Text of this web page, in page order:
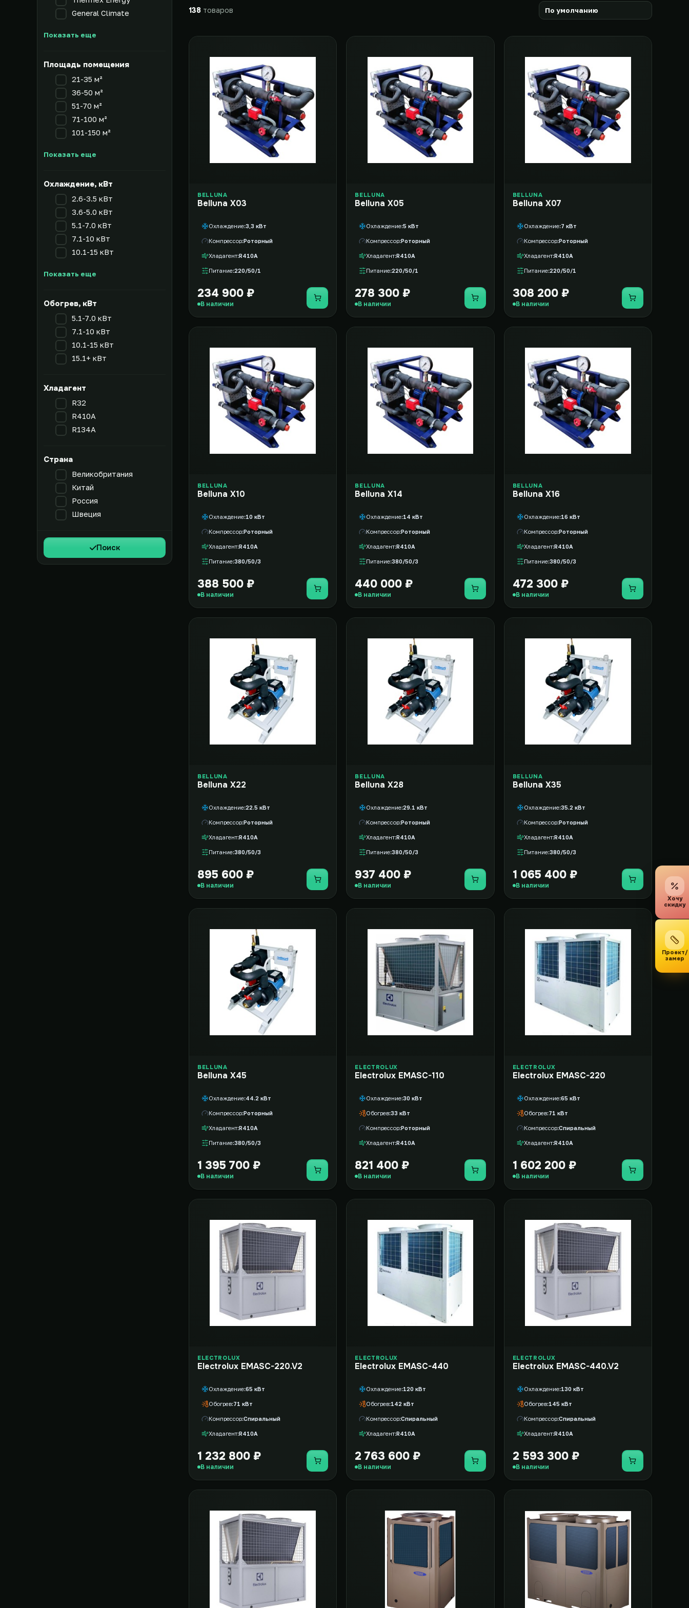
General Climate
Показать еще
Площадь помещения
21-35 м²
36-50 м²
51-70 м²
71-100 м²
101-150 м²
Показать еще
Охлаждение, кВт
2.6-3.5 кВт
3.6-5.0 кВт
5.1-7.0 кВт
7.1-10 кВт
10.1-15 кВт
Показать еще
Обогрев, кВт
5.1-7.0 кВт
7.1-10 кВт
10.1-15 кВт
15.1+ кВт
Хладагент
R32
R410A
R134A
Страна
Великобритания
Китай
Россия
Швеция
Поиск
138 товаров
BELLUNA
Belluna X03
Охлаждение 3,3 кВт
Компрессор Роторный
Хладагент R410A
Питание 220/50/1
234 900 ₽
В наличии Купить
BELLUNA
Belluna X05
Охлаждение 5 кВт
Компрессор Роторный
Хладагент R410A
Питание 220/50/1
278 300 ₽
В наличии Купить
BELLUNA
Belluna X07
Охлаждение 7 кВт
Компрессор Роторный
Хладагент R410A
Питание 220/50/1
308 200 ₽
В наличии Купить
BELLUNA
Belluna X10
Охлаждение 10 кВт
Компрессор Роторный
Хладагент R410A
Питание 380/50/3
388 500 ₽
В наличии Купить
BELLUNA
Belluna X14
Охлаждение 14 кВт
Компрессор Роторный
Хладагент R410A
Питание 380/50/3
440 000 ₽
В наличии Купить
BELLUNA
Belluna X16
Охлаждение 16 кВт
Компрессор Роторный
Хладагент R410A
Питание 380/50/3
472 300 ₽
В наличии Купить
BELLUNA
Belluna X22
Охлаждение 22.5 кВт
Компрессор Роторный
Хладагент R410A
Питание 380/50/3
895 600 ₽
В наличии Купить
BELLUNA
Belluna X28
Охлаждение 29.1 кВт
Компрессор Роторный
Хладагент R410A
Питание 380/50/3
937 400 ₽
В наличии Купить
BELLUNA
Belluna X35
Охлаждение 35.2 кВт
Компрессор Роторный
Хладагент R410A
Питание 380/50/3
1 065 400 ₽
В наличии Купить
BELLUNA
Belluna X45
Охлаждение 44.2 кВт
Компрессор Роторный
Хладагент R410A
Питание 380/50/3
1 395 700 ₽
В наличии Купить
ELECTROLUX
Electrolux EMASC-110
Охлаждение 30 кВт
Обогрев 33 кВт
Компрессор Роторный
Хладагент R410A
821 400 ₽
В наличии Купить
ELECTROLUX
Electrolux EMASC-220
Охлаждение 65 кВт
Обогрев 71 кВт
Компрессор Спиральный
Хладагент R410A
1 602 200 ₽
В наличии Купить
ELECTROLUX
Electrolux EMASC-220.V2
Охлаждение 65 кВт
Обогрев 71 кВт
Компрессор Спиральный
Хладагент R410A
1 232 800 ₽
В наличии Купить
ELECTROLUX
Electrolux EMASC-440
Охлаждение 120 кВт
Обогрев 142 кВт
Компрессор Спиральный
Хладагент R410A
2 763 600 ₽
В наличии Купить
ELECTROLUX
Electrolux EMASC-440.V2
Охлаждение 130 кВт
Обогрев 145 кВт
Компрессор Спиральный
Хладагент R410A
2 593 300 ₽
В наличии Купить
Хочу
скидку
Проект/
замер